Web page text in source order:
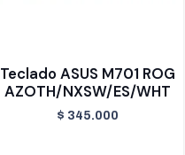
Teclado ASUS M701 ROG
AZOTH/NXSW/ES/WHT
$ 345.000